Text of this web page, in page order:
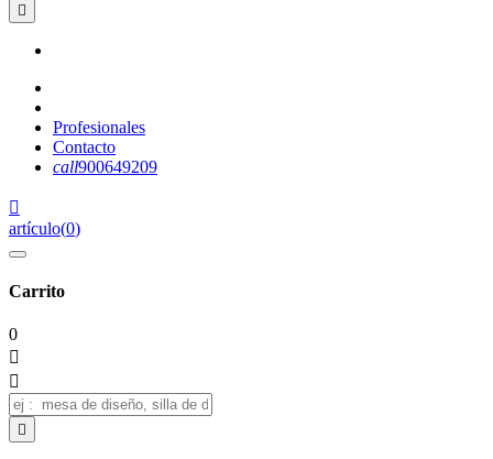

Profesionales
Contacto
call900649209

artículo(0)
Carrito
0


